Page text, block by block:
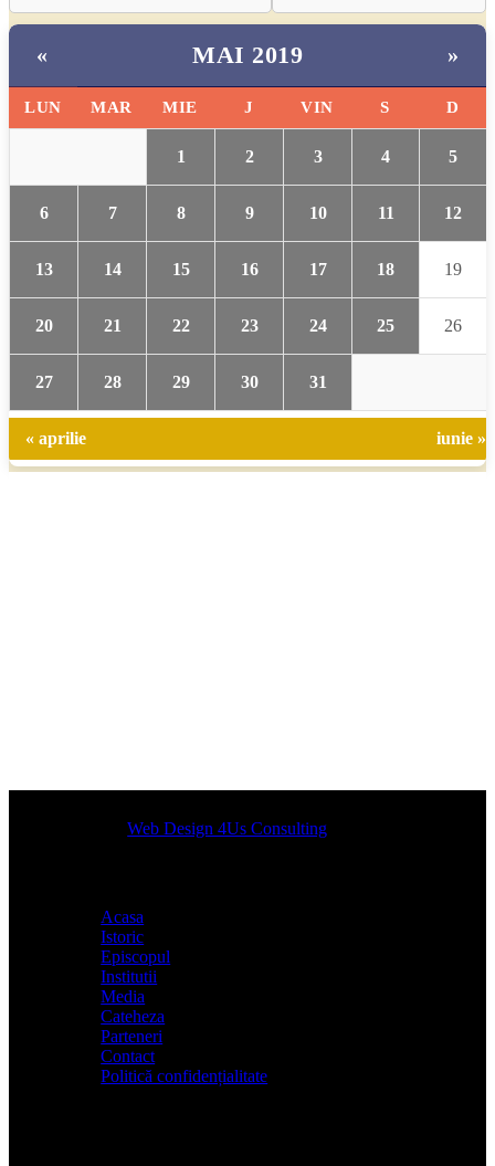
« MAI 2019 »
LUN MAR MIE J VIN S D
1 2 3 4 5
6 7 8 9 10 11 12
13 14 15 16 17 18 19
20 21 22 23 24 25 26
27 28 29 30 31
« aprilie iunie »
Designed byWeb Design 4Us Consulting
Acasa
Istoric
Episcopul
Institutii
Media
Cateheza
Parteneri
Contact
Politică confidențialitate